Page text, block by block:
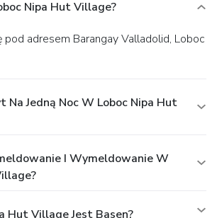
Nipa Hut Village?
Na Jedną Noc W Loboc Nipa Hut
I Wymeldowanie W
Hut Village Jest Basen?